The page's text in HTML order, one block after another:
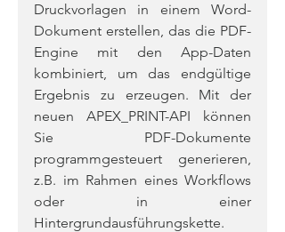
Druckvorlagen in einem Word-
Dokument erstellen, das die PDF-
Engine mit den App-Daten
kombiniert, um das endgültige
Ergebnis zu erzeugen. Mit der
neuen APEX_PRINT-API können
Sie PDF-Dokumente
programmgesteuert generieren,
z.B. im Rahmen eines Workflows
oder in einer
Hintergrundausführungskette.